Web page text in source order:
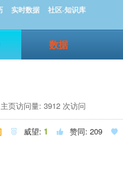
实时数据 社区-知识库
数据
主页访问量: 3912 次访问
]  威望: 1  赞同: 209 